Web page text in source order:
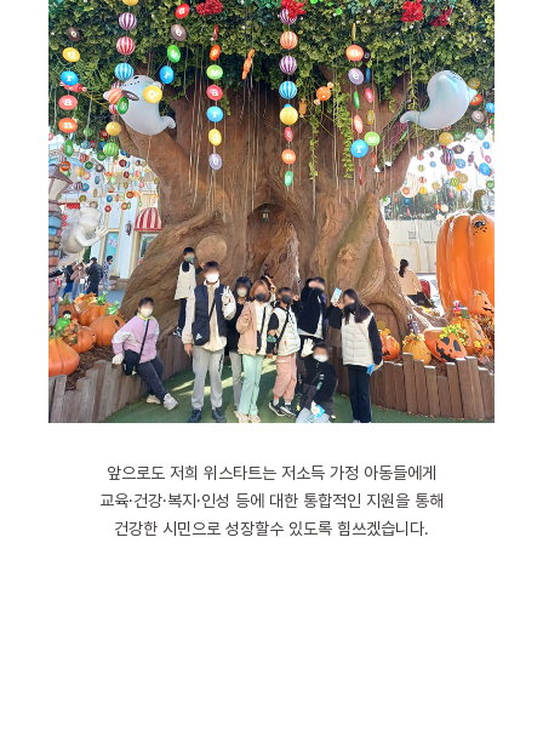
앞으로도 저희 위스타트는 저소득 가정 아동들에게
교육·건강·복지·인성 등에 대한 통합적인 지원을 통해
건강한 시민으로 성장할수 있도록 힘쓰겠습니다.